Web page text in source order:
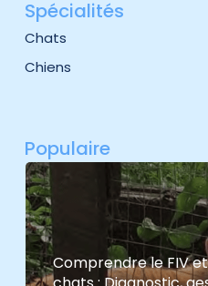
Spécialités
Chats
Chiens
Populaire
Comprendre le FIV